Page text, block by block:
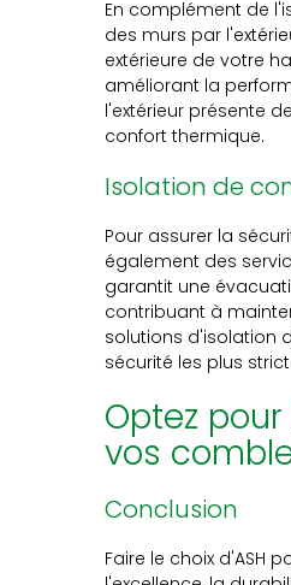
En complément de
des murs par
extérieure de votre
améliorant la
l'extérieur présente
confort thermique.
Isolation de
Pour assurer la
également des
garantit une
contribuant à
solutions d'isolation
sécurité les plus
Optez
vos
Conclusion
Faire le choix d'ASH